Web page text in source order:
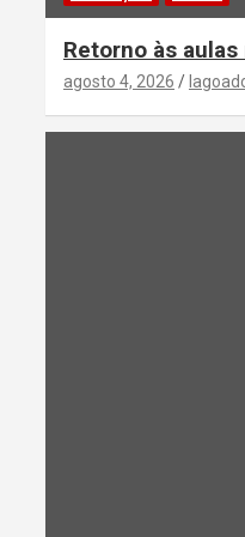
Retorno às
agosto 4, 2026